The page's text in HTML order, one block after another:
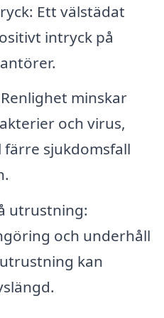
Ett välstädat
intryck på
minskar
och virus,
sjukdomsfall
utrustning:
och underhåll
kan